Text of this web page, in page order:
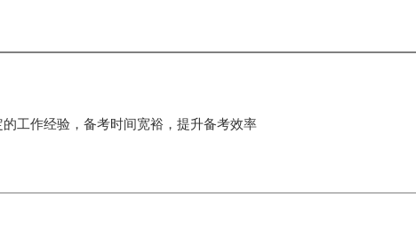
工作经验，备考时间宽裕，提升备考效率